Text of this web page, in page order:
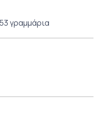
γραμμάρια